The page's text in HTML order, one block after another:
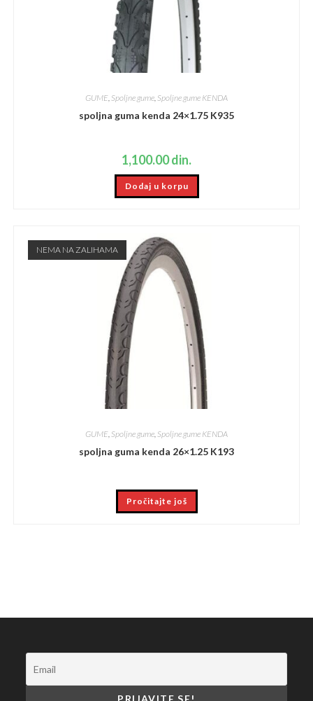
GUME, Spoljne gume, Spoljne gume KENDA
spoljna guma kenda 24×1.75 K935
1,100.00din.
Dodaj u korpu
NEMA NA ZALIHAMA
GUME, Spoljne gume, Spoljne gume KENDA
spoljna guma kenda 26×1.25 K193
Pročitajte još